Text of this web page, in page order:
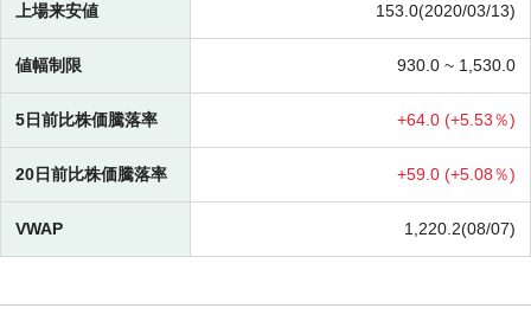
上場来安値 153.0(2020/03/13)
値幅制限 930.0 ~ 1,530.0
5日前比株価騰落率 +64.0 (+5.53％)
20日前比株価騰落率 +59.0 (+5.08％)
VWAP 1,220.2(08/07)